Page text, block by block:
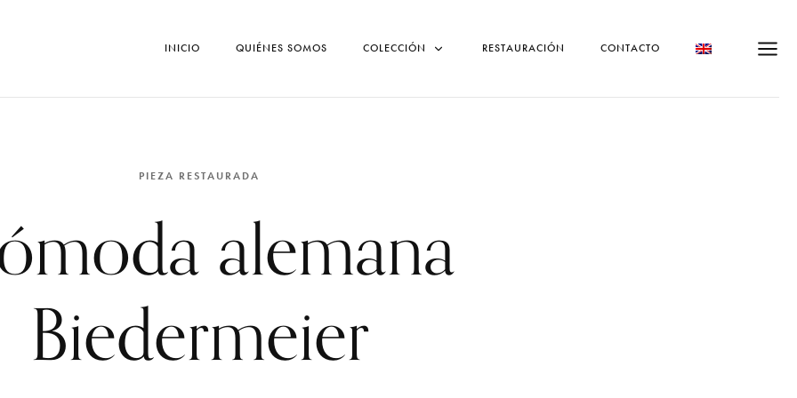
INICIO QUIÉNES SOMOS COLECCIÓN RESTAURACIÓN CONTACTO
PIEZA RESTAURADA
alemana
Biedermeier